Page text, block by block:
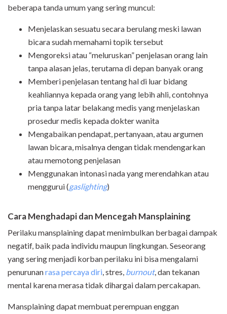
beberapa tanda umum yang sering muncul:
Menjelaskan sesuatu secara berulang meski lawan
bicara sudah memahami topik tersebut
Mengoreksi atau “meluruskan” penjelasan orang lain
tanpa alasan jelas, terutama di depan banyak orang
Memberi penjelasan tentang hal di luar bidang
keahliannya kepada orang yang lebih ahli, contohnya
pria tanpa latar belakang medis yang menjelaskan
prosedur medis kepada dokter wanita
Mengabaikan pendapat, pertanyaan, atau argumen
lawan bicara, misalnya dengan tidak mendengarkan
atau memotong penjelasan
Menggunakan intonasi nada yang merendahkan atau
menggurui (gaslighting)
Cara Menghadapi dan Mencegah Mansplaining
Perilaku mansplaining dapat menimbulkan berbagai dampak
negatif, baik pada individu maupun lingkungan. Seseorang
yang sering menjadi korban perilaku ini bisa mengalami
penurunanrasa percaya diri, stres, burnout, dan tekanan
mental karena merasa tidak dihargai dalam percakapan.
Mansplaining dapat membuat perempuan enggan